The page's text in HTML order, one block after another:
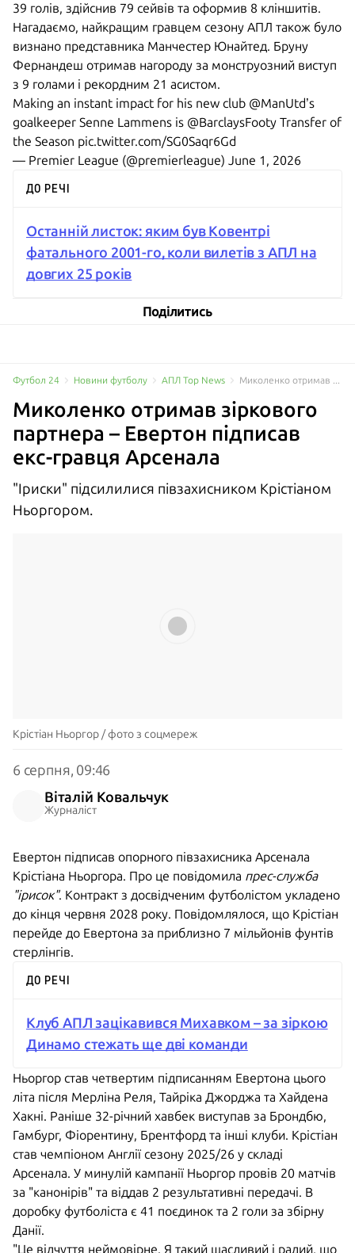
39 голів, здійснив 79 сейвів та оформив 8 кліншитів.
Нагадаємо, найкращим гравцем сезону АПЛ також було
визнано представника Манчестер Юнайтед. Бруну
Фернандеш отримав нагороду за монструозний виступ
з 9 голами і рекордним 21 асистом.
Making an instant impact for his new club ️ @ManUtd’s
goalkeeper Senne Lammens is @BarclaysFooty Transfer of
the Season pic.twitter.com/SG0Saqr6Gd
— Premier League (@premierleague) June 1, 2026
ДО РЕЧІ
Останній листок: яким був Ковентрі
фатального 2001-го, коли вилетів з АПЛ на
довгих 25 років
Поділитись